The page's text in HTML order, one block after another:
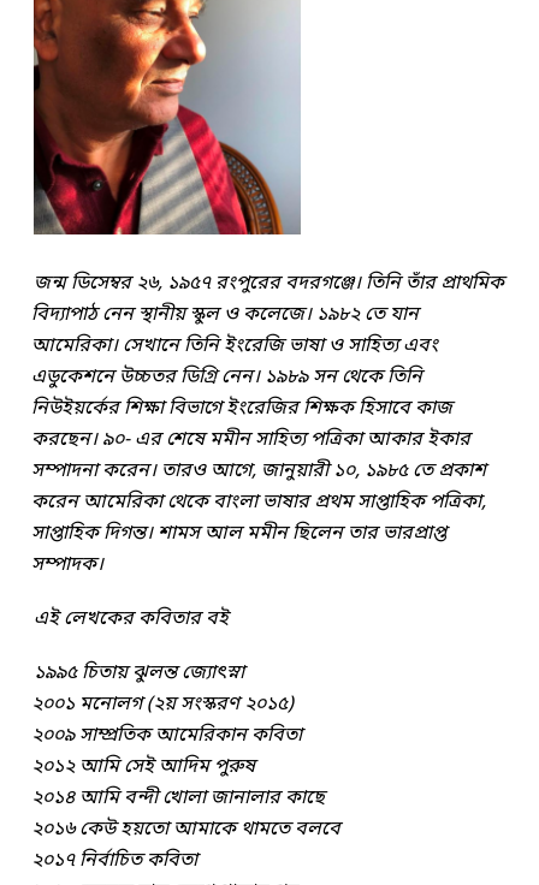
জন্ম ডিসেম্বর ২৬, ১৯৫৭ রংপুরের বদরগঞ্জে। তিনি তাঁর প্রাথমিক
বিদ্যাপাঠ নেন স্থানীয় স্কুল ও কলেজে। ১৯৮২ তে যান
আমেরিকা। সেখানে তিনি ইংরেজি ভাষা ও সাহিত্য এবং
এডুকেশনে উচ্চতর ডিগ্রি নেন। ১৯৮৯ সন থেকে তিনি
নিউইয়র্কের শিক্ষা বিভাগে ইংরেজির শিক্ষক হিসাবে কাজ
করছেন। ৯০- এর শেষে মমীন সাহিত্য পত্রিকা আকার ইকার
সম্পাদনা করেন। তারও আগে, জানুয়ারী ১০, ১৯৮৫ তে প্রকাশ
করেন আমেরিকা থেকে বাংলা ভাষার প্রথম সাপ্তাহিক পত্রিকা,
সাপ্তাহিক দিগন্ত। শামস আল মমীন ছিলেন তার ভারপ্রাপ্ত
সম্পাদক।
এই লেখকের কবিতার বই
১৯৯৫ চিতায় ঝুলন্ত জ্যোৎস্না
২০০১ মনোলগ (২য় সংস্করণ ২০১৫)
২০০৯ সাম্প্রতিক আমেরিকান কবিতা
২০১২ আমি সেই আদিম পুরুষ
২০১৪ আমি বন্দী খোলা জানালার কাছে
২০১৬ কেউ হয়তো আমাকে থামতে বলবে
২০১৭ নির্বাচিত কবিতা